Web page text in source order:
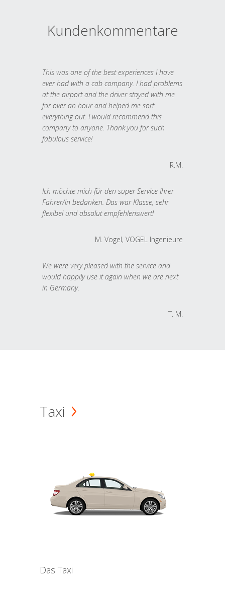
Kundenkommentare
This was one of the best experiences I have
ever had with a cab company. I had problems
at the airport and the driver stayed with me
for over an hour and helped me sort
everything out. I would recommend this
company to anyone. Thank you for such
fabulous service!
R.M.
Ich möchte mich für den super Service Ihrer
Fahrer/in bedanken. Das war Klasse, sehr
flexibel und absolut empfehlenswert!
M. Vogel, VOGEL Ingenieure
We were very pleased with the service and
would happily use it again when we are next
in Germany.
T. M.
Taxi
Das Taxi